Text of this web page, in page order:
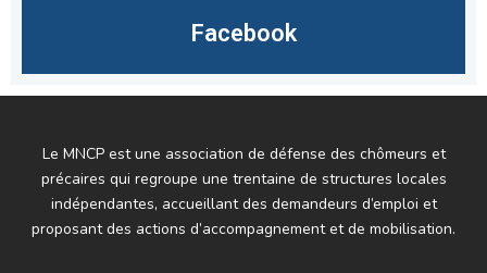
Facebook
Le MNCP est une association de défense des chômeurs et
précaires qui regroupe une trentaine de structures locales
indépendantes, accueillant des demandeurs d’emploi et
proposant des actions d’accompagnement et de mobilisation.